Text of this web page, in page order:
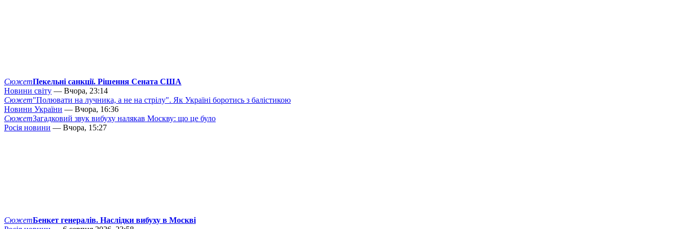
СюжетПекельні санкції. Рішення Сената США
Новини світу — Вчора, 23:14
Сюжет"Полювати на лучника, а не на стрілу". Як Україні боротись з балістикою
Новини України — Вчора, 16:36
СюжетЗагадковий звук вибуху налякав Москву: що це було
Росія новини — Вчора, 15:27
СюжетБенкет генералів. Наслідки вибуху в Москві